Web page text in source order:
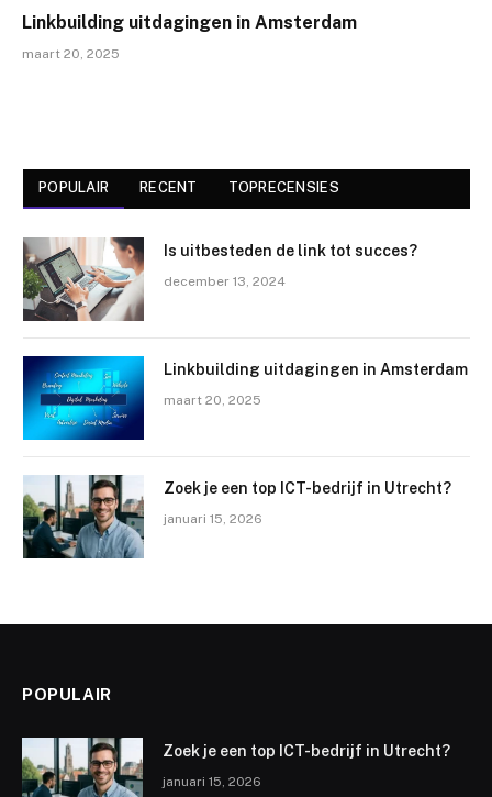
Linkbuilding uitdagingen in Amsterdam
maart 20, 2025
POPULAIR RECENT TOPRECENSIES
Is uitbesteden de link tot succes?
december 13, 2024
Linkbuilding uitdagingen in Amsterdam
maart 20, 2025
Zoek je een top ICT-bedrijf in Utrecht?
januari 15, 2026
POPULAIR
Zoek je een top ICT-bedrijf in Utrecht?
januari 15, 2026